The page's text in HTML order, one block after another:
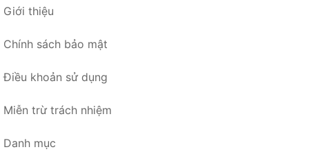
Giới thiệu
Chính sách bảo mật
Điều khoản sử dụng
Miễn trừ trách nhiệm
Danh mục